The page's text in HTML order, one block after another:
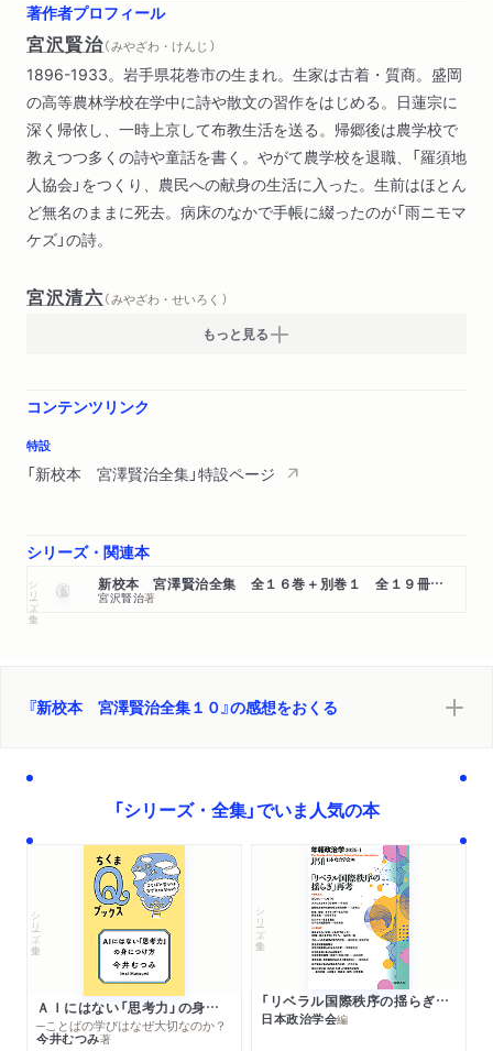
四又の百合
虔十公園林
銀河鉄道の夜
銀河鉄道の夜
祭の晩
紫紺染について
毒もみのすきな署長さん
ポランの広場
税務署長の冒険
なめとこ山の熊
寓話 洞熊学校を卒業した三人
マリヴロンと少女
蛙のゴム靴
まなづるとダアリヤ
フランドン農学校の豚
著作者プロフィール
宮沢賢治（ みやざわ・けんじ ）
1896-1933。岩手県花巻市の生まれ。生家は古着・質商。盛岡
の高等農林学校在学中に詩や散文の習作をはじめる。日蓮宗に
深く帰依し、一時上京して布教生活を送る。帰郷後は農学校で
教えつつ多くの詩や童話を書く。やがて農学校を退職、「羅須地
人協会」をつくり、農民への献身の生活に入った。生前はほとん
ど無名のままに死去。病床のなかで手帳に綴ったのが「雨ニモマ
ケズ」の詩。
宮沢清六（ みやざわ・せいろく ）
もっと見る
コンテンツリンク
特設
「新校本 宮澤賢治全集」特設ページ
シリーズ・関連本
シリーズ・全集 新校本 宮澤賢治全集 全１６巻＋別巻１ 全１９冊セット
宮沢賢治著
『新校本 宮澤賢治全集１０』の感想をおくる
「シリーズ・全集」でいま人気の本
シリーズ・全集
ＡＩにはない「思考力」の身につけ方
─ことばの学びはなぜ大切なのか？
今井むつみ著
シリーズ・全集
「リベラル国際秩序の揺らぎ」再考 年報政治学２０２６‐Ⅰ
日本政治学会編